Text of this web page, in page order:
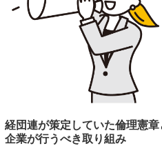
経団連が策定していた倫理憲
企業が行うべき取り組み